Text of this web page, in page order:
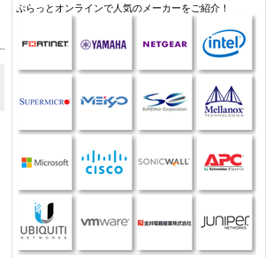
ぷらっとオンラインで人気のメーカーをご紹介！